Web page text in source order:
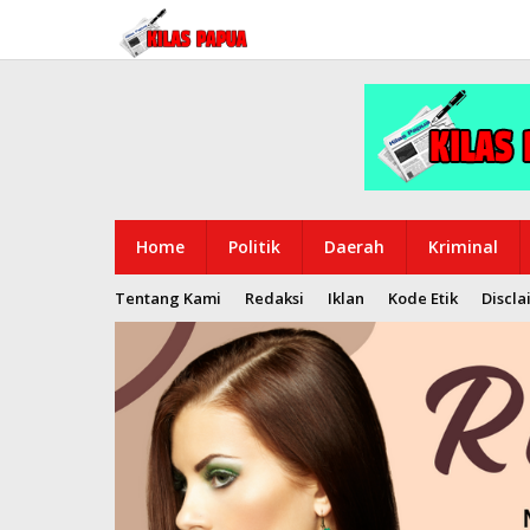
konten
Home Politik Daerah Kriminal
Tentang Kami Redaksi Iklan Kode Etik